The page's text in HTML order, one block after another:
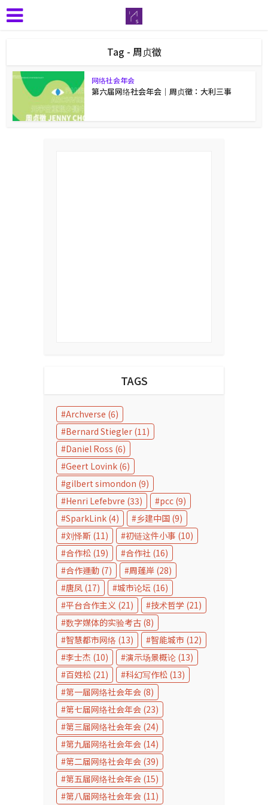
Tag - 周贞徵
网络社会年会
第六届网络社会年会｜周贞徵：大利三事
TAGS
Archverse (6)
Bernard Stiegler (11)
Daniel Ross (6)
Geert Lovink (6)
gilbert simondon (9)
Henri Lefebvre (33) pcc (9)
SparkLink (4) 乡建中国 (9)
刘怿斯 (11) 初链这件小事 (10)
合作松 (19) 合作社 (16)
合作運動 (7) 周蓬岸 (28)
唐凤 (17) 城市论坛 (16)
平台合作主义 (21) 技术哲学 (21)
数字媒体的实验考古 (8)
智慧都市网络 (13) 智能城市 (12)
李士杰 (10) 演示场景概论 (13)
百姓松 (21) 科幻写作松 (13)
第一届网络社会年会 (8)
第七届网络社会年会 (23)
第三届网络社会年会 (24)
第九届网络社会年会 (14)
第二届网络社会年会 (39)
第五届网络社会年会 (15)
第八届网络社会年会 (11)